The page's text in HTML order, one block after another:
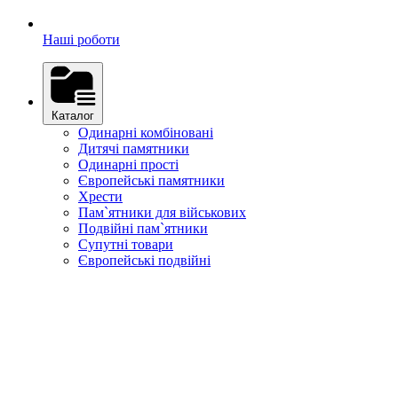
Наші роботи
Каталог
Одинарні комбіновані
Дитячі памятники
Одинарні прості
Європейські памятники
Хрести
Пам`ятники для військових
Подвійні пам`ятники
Супутні товари
Європейські подвійні